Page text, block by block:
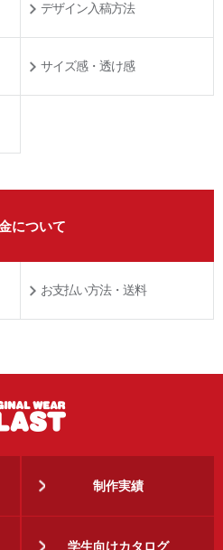
デザイン入稿方法
サイズ感・透け感
について
お支払い方法・送料
制作実績
学生向けカタログ